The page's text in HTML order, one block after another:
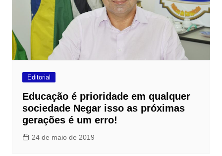
Editorial
Educação é prioridade em qualquer
sociedade Negar isso as próximas
gerações é um erro!
24 de maio de 2019